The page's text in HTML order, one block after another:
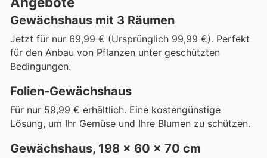
Gewächshaus mit 3 Räumen
Jetzt für nur 69,99 € (Ursprünglich 99,99 €). Perfekt
für den Anbau von Pflanzen unter geschützten
Bedingungen.
Folien-Gewächshaus
Für nur 59,99 € erhältlich. Eine kostengünstige
Lösung, um Ihr Gemüse und Ihre Blumen zu schützen.
Gewächshaus, 198 x 60 x 70 cm